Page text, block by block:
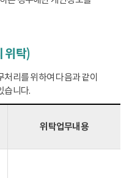
위탁)
리를 위하여 다음과 같이
습니다.
위탁업무내용